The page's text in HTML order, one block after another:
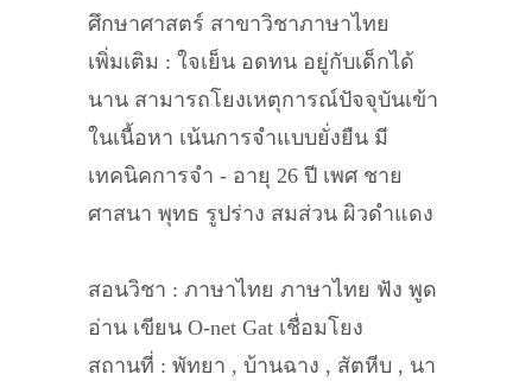
ศึกษาศาสตร์ สาขาวิชาภาษาไทย
เพิ่มเติม : ใจเย็น อดทน อยู่กับเด็กได้
นาน สามารถโยงเหตุการณ์ปัจจุบันเข้า
ในเนื้อหา เน้นการจำแบบยั่งยืน มี
เทคนิคการจำ - อายุ 26 ปี เพศ ชาย
ศาสนา พุทธ รูปร่าง สมส่วน ผิวดำแดง
สอนวิชา : ภาษาไทย ภาษาไทย ฟัง พูด
อ่าน เขียน O-net Gat เชื่อมโยง
สถานที่ : พัทยา , บ้านฉาง , สัตหีบ , นา